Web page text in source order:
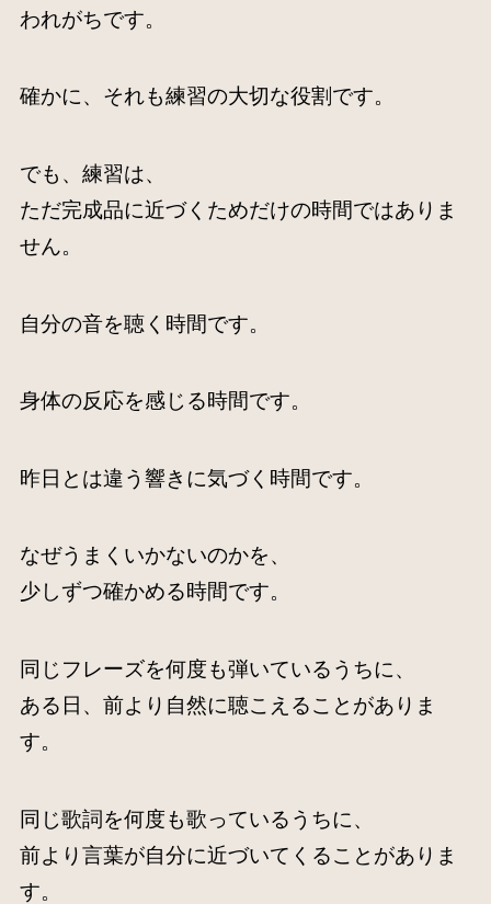
われがちです。
確かに、それも練習の大切な役割です。
でも、練習は、
ただ完成品に近づくためだけの時間ではありま
せん。
自分の音を聴く時間です。
身体の反応を感じる時間です。
昨日とは違う響きに気づく時間です。
なぜうまくいかないのかを、
少しずつ確かめる時間です。
同じフレーズを何度も弾いているうちに、
ある日、前より自然に聴こえることがありま
す。
同じ歌詞を何度も歌っているうちに、
前より言葉が自分に近づいてくることがありま
す。